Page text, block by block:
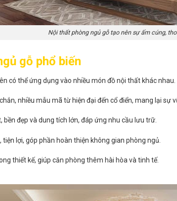
Nội thất phòng ngủ gỗ tạo nên sự ấm cúng,
gỗ phổ biến
có thể ứng dụng vào nhiều món đồ nội thất khác
nhiều mẫu mã từ hiện đại đến cổ điển, mang lại sự
đẹp và dung tích lớn, đáp ứng nhu cầu lưu trữ.
lợi, góp phần hoàn thiện không gian phòng ngủ.
thiết kế, giúp căn phòng thêm hài hòa và tinh tế.